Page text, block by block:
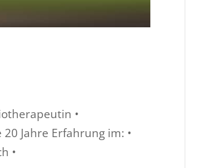
•
Jahre Erfahrung im: •
•